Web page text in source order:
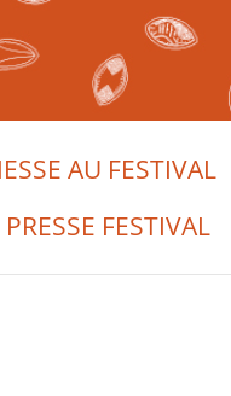
AU FESTIVAL
PRESSE FESTIVAL